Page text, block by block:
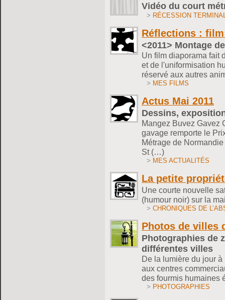
Vidéo du court
> RÉCESSION
Réflections :
<2011> Montage
Un film diaporama fait
et de l'uniformisation
réservé aux autres
> MES FILMS
Actus Mai 2011
Dessins,
Mangez Buvez Gavez
gavage remporte le
Métrage de
St (…)
> MES ACTUALITÉS
La petite
Une courte nouvelle
(humour noir) sur la
> CHRONIQUES DE
Photos de villes
Photographies de
différentes villes
De la lumière du jour
aux centres
des fourmis humaines
> PHOTOGRAPHIES